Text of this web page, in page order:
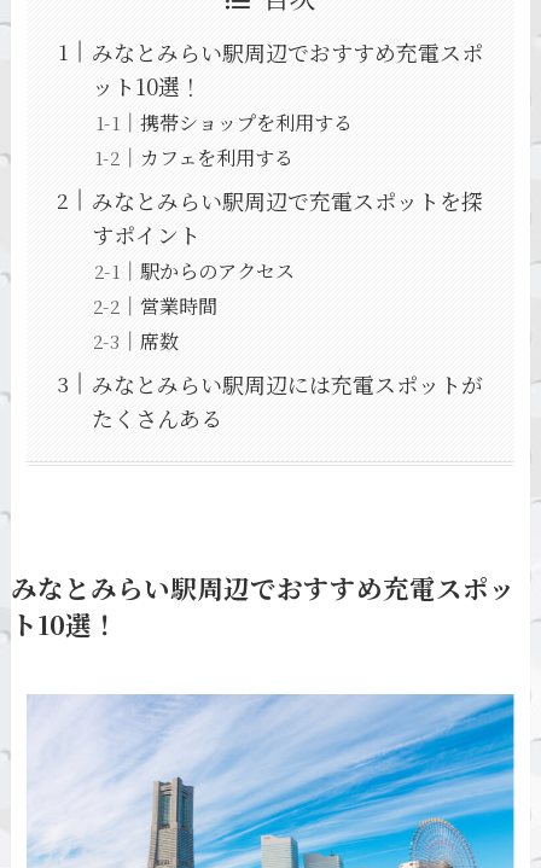
みなとみらい駅周辺でおすすめ充電スポ
ット10選！
携帯ショップを利用する
カフェを利用する
みなとみらい駅周辺で充電スポットを探
すポイント
駅からのアクセス
営業時間
席数
みなとみらい駅周辺には充電スポットが
たくさんある
みなとみらい駅周辺でおすすめ充電スポッ
ト10選！